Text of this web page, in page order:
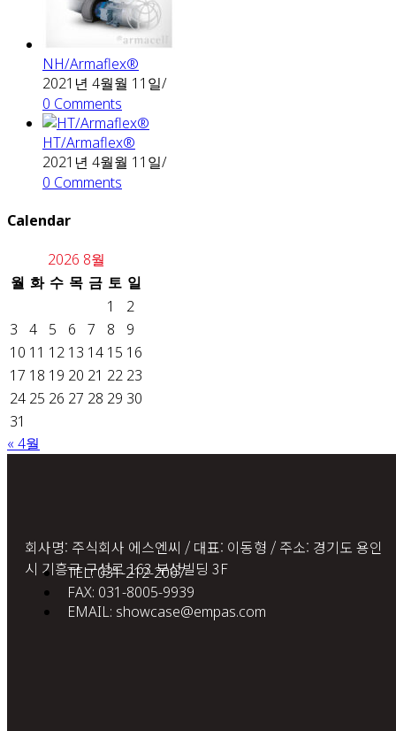
NH/Armaflex®
2021년 4월월 11일/
0 Comments
HT/Armaflex®
2021년 4월월 11일/
0 Comments
Calendar
2026 8월
월 화 수 목 금 토 일
1
2
3
4 5 6 7 8
9
10 11 12 13 14 15 16
17 18 19 20 21 22 23
24 25 26 27 28 29 30
31
« 4월
회사명: 주식회사 에스엔씨 / 대표: 이동형 / 주소: 경기도 용인
시 기흥구 구성로 163 부성빌딩 3F
TEL: 031-212-2007
FAX: 031-8005-9939
EMAIL: showcase@empas.com